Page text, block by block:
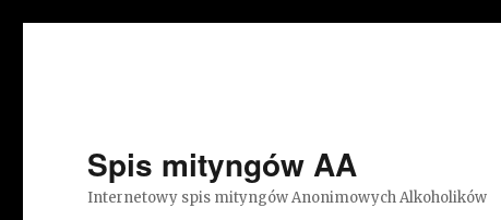
Spis mityngów AA
Internetowy spis mityngów Anonimowych Alkoholików